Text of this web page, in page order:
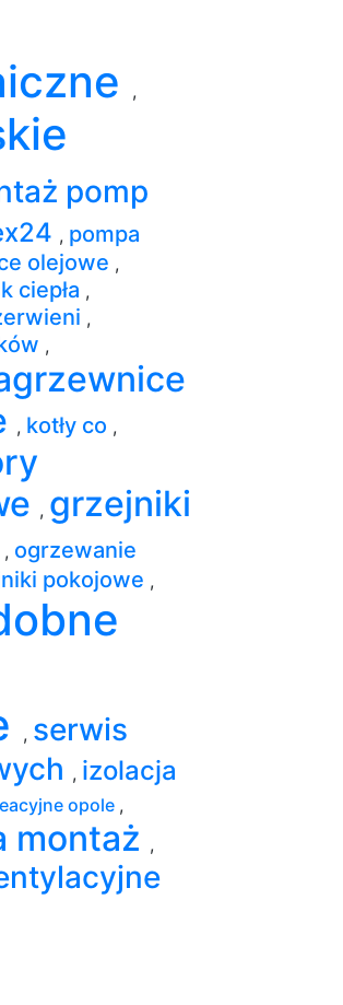
,
pomp
, pompa
olejowe ,
ciepła ,
,
,
, kotły co ,
, grzejniki
, ogrzewanie
pokojowe ,
, serwis
, izolacja
opole ,
montaż ,